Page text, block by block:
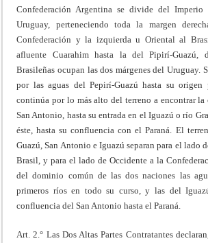
Confederación Argentina se divide del
Uruguay, perteneciendo toda la margen
Confederación y la izquierda u Oriental al
afluente Cuarahim hasta la del Pipirí-Guazú,
Brasileñas ocupan las dos márgenes del Uruguay.
por las aguas del Pepirí-Guazú hasta su origen
continúa por lo más alto del terreno a encontrar la
San Antonio, hasta su entrada en el Iguazú o río
éste, hasta su confluencia con el Paraná. El
Guazú, San Antonio e Iguazú separan para el lado
Brasil, y para el lado de Occidente a la
del dominio común de las dos naciones las
primeros ríos en todo su curso, y las del
confluencia del San Antonio hasta el Paraná.
Art. 2.° Las Dos Altas Partes Contratantes